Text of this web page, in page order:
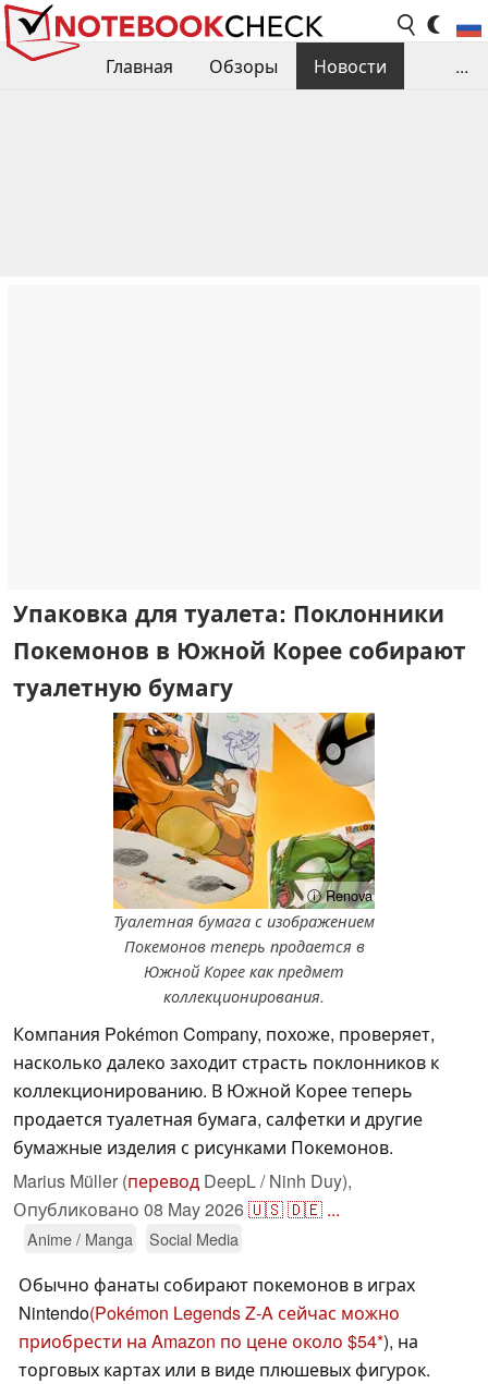
Главная Обзоры
Новости
...
Упаковка для туалета: Поклонники
Покемонов в Южной Корее собирают
туалетную бумагу
ⓘ Renova
Туалетная бумага с изображением
Покемонов теперь продается в
Южной Корее как предмет
коллекционирования.
Компания Pokémon Company, похоже, проверяет,
насколько далеко заходит страсть поклонников к
коллекционированию. В Южной Корее теперь
продается туалетная бумага, салфетки и другие
бумажные изделия с рисунками Покемонов.
Marius Müller (перевод DeepL / Ninh Duy),
Опубликовано 08 May 2026🇺🇸🇩🇪 ...
Anime / Manga Social Media
Обычно фанаты собирают покемонов в играх
Nintendo(Pokémon Legends Z-A сейчас можно
приобрести на Amazon по цене около $54 ), на
торговых картах или в виде плюшевых фигурок.